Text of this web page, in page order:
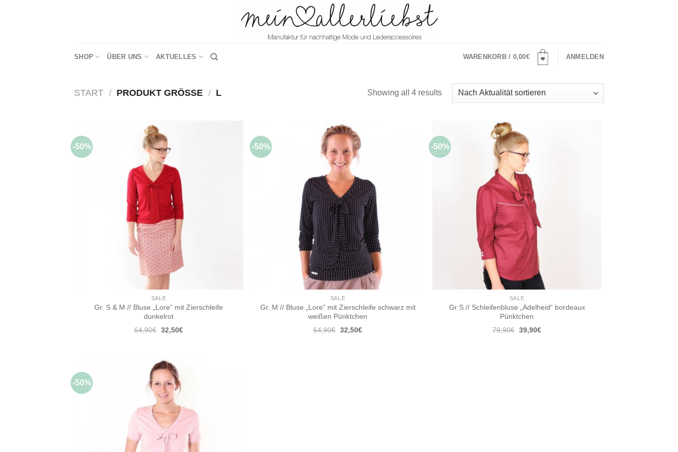
SHOP ÜBER UNS AKTUELLES WARENKORB / 0,00€ ANMELDEN
START / PRODUKT GRÖSSE / L Showing all 4 results
-50%
SALE
Gr. S & M // Bluse „Lore“ mit Zierschleife
dunkelrot
64,90€ Ursprünglicher
Preis
32,50€Aktueller
-50%
SALE
Gr. M // Bluse „Lore“ mit Zierschleife schwarz mit
weißen Pünktchen
64,90€ Ursprünglicher
Preis
32,50€Aktueller
-50%
SALE
Gr S // Schleifenbluse „Adelheid“ bordeaux
Pünktchen
79,90€ Ursprünglicher
Preis
39,90€Aktueller
-50%